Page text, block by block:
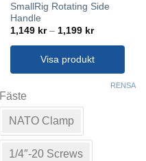
på
produktsidan
SmallRig Rotating Side
Handle
1,149 kr – 1,199 krPrisintervall:
till
1,199 kr
Visa produkt
här
produkten
har
flera
varianter.
Fäste
NATO Clamp
1/4″-20 Screws
RENSA